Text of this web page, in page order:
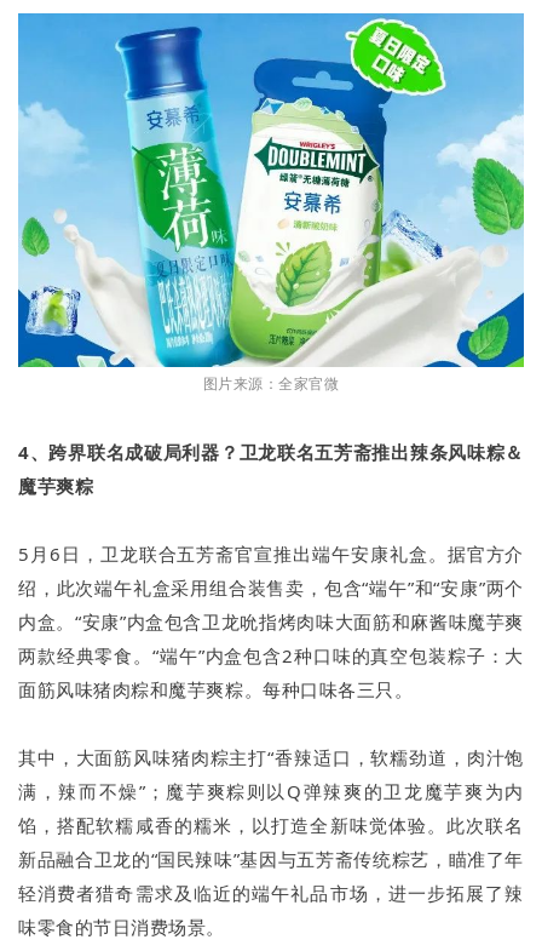
图片来源：全家官微
4、跨界联名成破局利器？卫龙联名五芳斋推出辣条风味粽＆
魔芋爽粽
5月6日，卫龙联合五芳斋官宣推出端午安康礼盒。据官方介
绍，此次端午礼盒采用组合装售卖，包含“端午”和“安康”两个
内盒。“安康”内盒包含卫龙吮指烤肉味大面筋和麻酱味魔芋爽
两款经典零食。“端午”内盒包含2种口味的真空包装粽子：大
面筋风味猪肉粽和魔芋爽粽。每种口味各三只。
其中，大面筋风味猪肉粽主打“香辣适口，软糯劲道，肉汁饱
满，辣而不燥”；魔芋爽粽则以Q弹辣爽的卫龙魔芋爽为内
馅，搭配软糯咸香的糯米，以打造全新味觉体验。此次联名
新品融合卫龙的“国民辣味”基因与五芳斋传统粽艺，瞄准了年
轻消费者猎奇需求及临近的端午礼品市场，进一步拓展了辣
味零食的节日消费场景。